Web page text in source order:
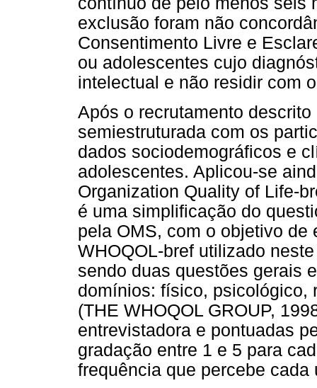
exclusão foram não
Consentimento Livre e
ou adolescentes cujo
intelectual e não residir com
Após o recrutamento
semiestruturada com os
dados sociodemográficos e
adolescentes. Aplicou-se
Organization Quality of Life-
é uma simplificação do
pela OMS, com o objetivo de
WHOQOL-bref utilizado
sendo duas questões gerais
domínios: físico, psicológico,
(THE WHOQOL GROUP,
entrevistadora e pontuadas
gradação entre 1 e 5 para
frequência que percebe